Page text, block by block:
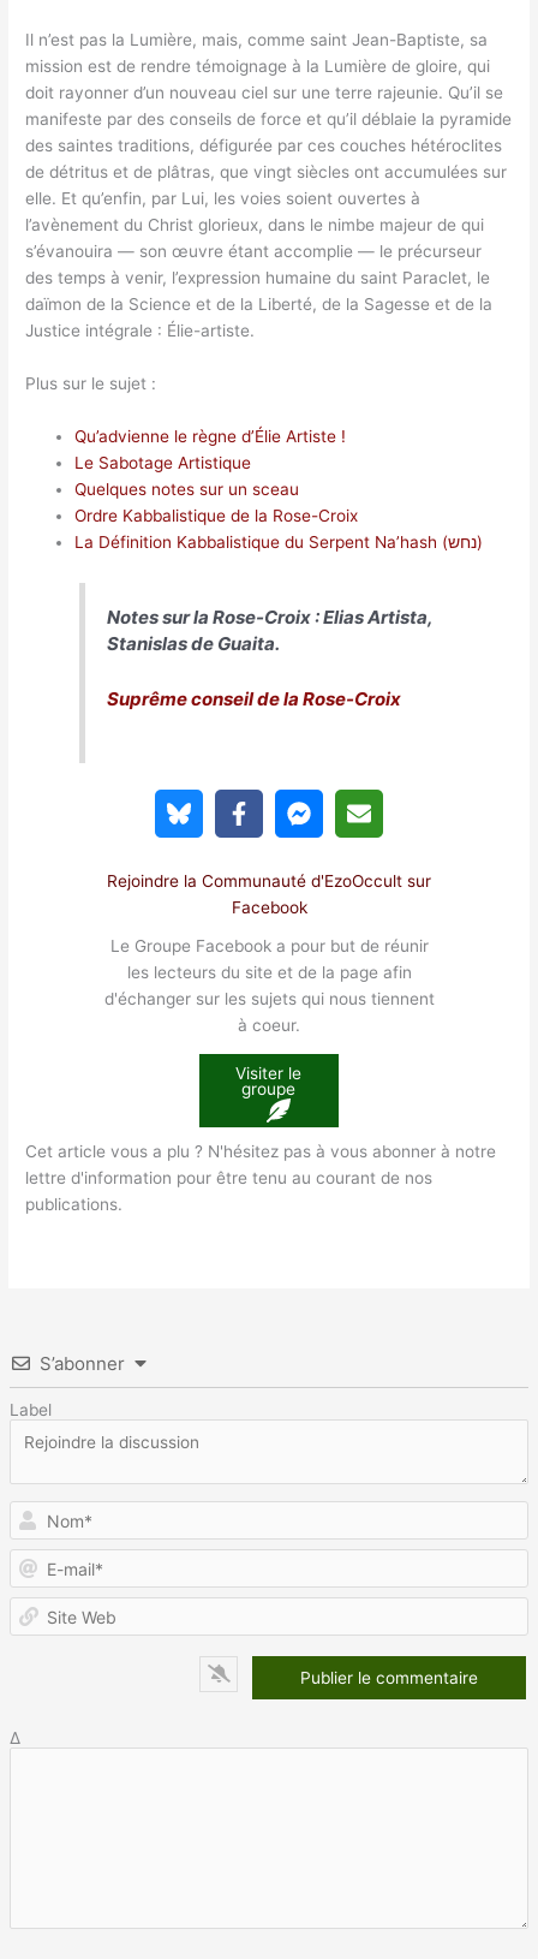
Il n’est pas la Lumière, mais, comme saint Jean-Baptiste, sa
mission est de rendre témoignage à la Lumière de gloire, qui
doit rayonner d’un nouveau ciel sur une terre rajeunie. Qu’il se
manifeste par des conseils de force et qu’il déblaie la pyramide
des saintes traditions, défigurée par ces couches hétéroclites
de détritus et de plâtras, que vingt siècles ont accumulées sur
elle. Et qu’enfin, par Lui, les voies soient ouvertes à
l’avènement du Christ glorieux, dans le nimbe majeur de qui
s’évanouira — son œuvre étant accomplie — le précurseur
des temps à venir, l’expression humaine du saint Paraclet, le
daïmon de la Science et de la Liberté, de la Sagesse et de la
Justice intégrale : Élie-artiste.
Plus sur le sujet :
Qu’advienne le règne d’Élie Artiste !
Le Sabotage Artistique
Quelques notes sur un sceau
Ordre Kabbalistique de la Rose-Croix
La Définition Kabbalistique du Serpent Na’hash (נחש)
Notes sur la Rose-Croix : Elias Artista,
Stanislas de Guaita.
Suprême conseil de la Rose-Croix
Rejoindre la Communauté d'EzoOccult sur
Facebook
Le Groupe Facebook a pour but de réunir
les lecteurs du site et de la page afin
d'échanger sur les sujets qui nous tiennent
à coeur.
Visiter le
groupe
Cet article vous a plu ? N'hésitez pas à vous abonner à notre
lettre d'information pour être tenu au courant de nos
publications.
S’abonner
Label
Δ